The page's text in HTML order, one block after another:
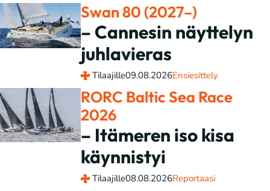
Swan 80 (2027–)
– Cannesin näyttelyn
juhlavieras
Tilaajille09.08.2026Ensiesittely
RORC Baltic Sea Race
2026
– Itämeren iso kisa
käynnistyi
Tilaajille08.08.2026Reportaasi